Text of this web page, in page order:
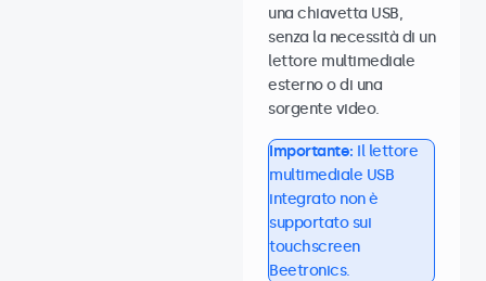
una chiavetta USB,
senza la necessità di un
lettore multimediale
esterno o di una
sorgente video.
Importante: Il lettore
multimediale USB
integrato non è
supportato sui
touchscreen
Beetronics.